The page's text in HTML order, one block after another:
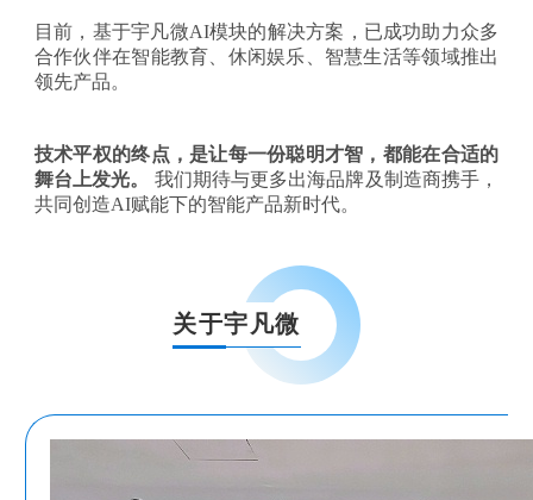
目前，基于宇凡微AI模块的解决方案，已成功助力众多
合作伙伴在智能教育、休闲娱乐、智慧生活等领域推出
领先产品。
技术平权的终点，是让每一份聪明才智，都能在合适的
舞台上发光。
我们期待与更多出海品牌及制造商携手，
共同创造AI赋能下的智能产品新时代。
关于宇凡微